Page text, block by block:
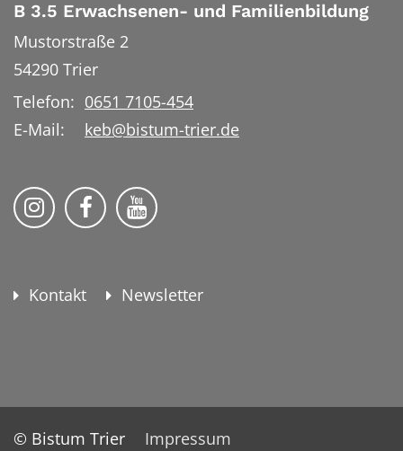
B 3.5 Erwachsenen- und Familienbildung
Mustorstraße 2
54290 Trier
Telefon: 0651 7105-454
E-Mail:
keb@bistum-trier.de
KEB Bildung Leben auf Instagram
KEB Bildung Leben auf Facebook
KEB Bildung Leben auf
Kontakt Newsletter
© Bistum Trier
Impressum